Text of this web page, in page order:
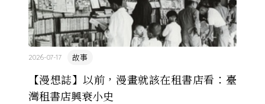
【漫想誌】以前，漫畫就該在租書店看：臺
灣租書店興衰小史
故事
2026-07-17